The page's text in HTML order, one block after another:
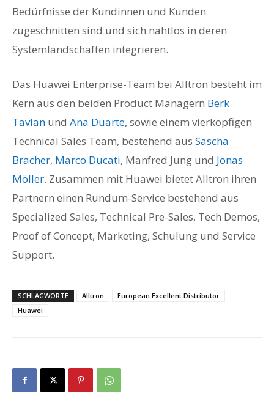
Bedürfnisse der Kundinnen und Kunden
zugeschnitten sind und sich nahtlos in deren
Systemlandschaften integrieren.
Das Huawei Enterprise-Team bei Alltron besteht im
Kern aus den beiden Product Managern Berk
Tavlan und Ana Duarte, sowie einem vierköpfigen
Technical Sales Team, bestehend aus Sascha
Bracher, Marco Ducati, Manfred Jung und Jonas
Möller. Zusammen mit Huawei bietet Alltron ihren
Partnern einen Rundum-Service bestehend aus
Specialized Sales, Technical Pre-Sales, Tech Demos,
Proof of Concept, Marketing, Schulung und Service
Support.
SCHLAGWORTE Alltron
European Excellent Distributor
Huawei